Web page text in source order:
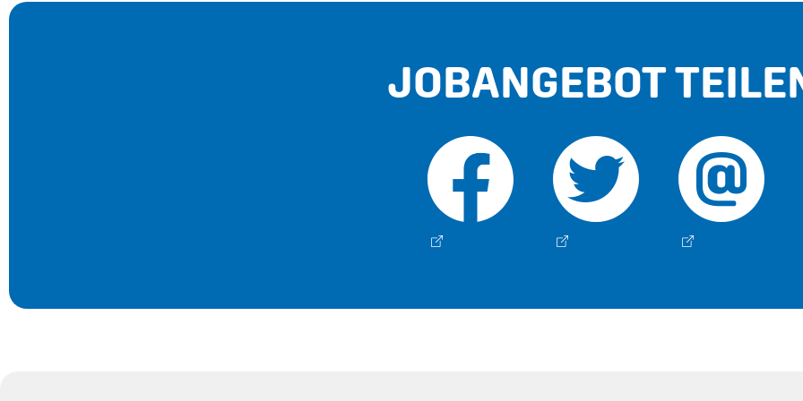
JOBANGEBOT